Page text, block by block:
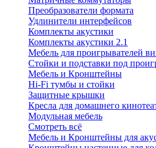
Преобразователи формата
Удлинители интерфейсов
Комплекты акустики
Комплекты акустики 2.1
Мебель для проигрывателей
Стойки и подставки под
Мебель и Кронштейны
Hi-Fi тумбы и стойки
Защитные крышки
Кресла для домашнего
Модульная мебель
Смотреть всё
Мебель и Кронштейны для